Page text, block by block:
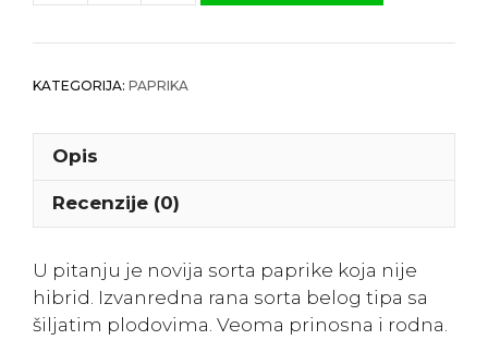
Roga“
KATEGORIJA: PAPRIKA
Opis
Recenzije (0)
U pitanju je novija sorta paprike koja nije
hibrid. Izvanredna rana sorta belog tipa sa
šiljatim plodovima. Veoma prinosna i rodna.